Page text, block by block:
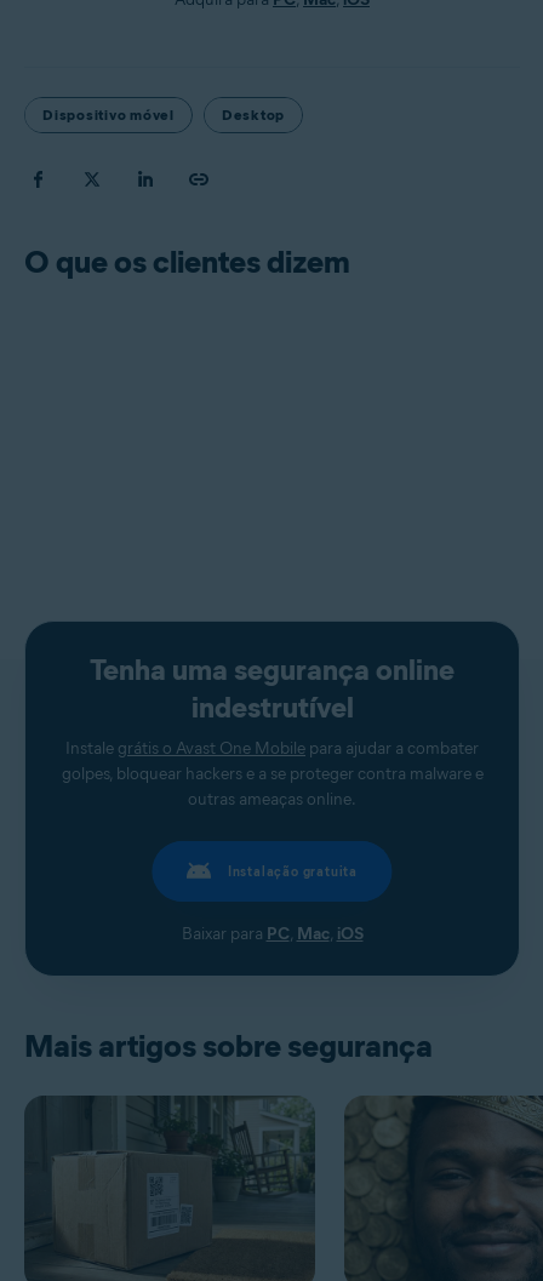
Dispositivo móvel Desktop
O que os clientes dizem
Tenha uma segurança online
indestrutível
Instale grátis o Avast One Mobile para ajudar a combater
golpes, bloquear hackers e a se proteger contra malware e
outras ameaças online.
Instalação gratuita
Baixar para PC, Mac, iOS
Mais artigos sobre segurança